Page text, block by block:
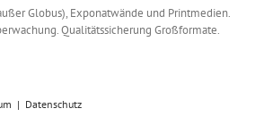
Globus), Exponatwände und Printmedien.
Qualitätssicherung Großformate.
| Datenschutz